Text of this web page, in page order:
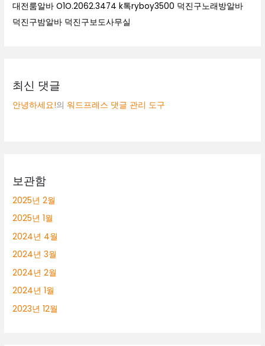
대전룸알바 O1O.2062.3474 k톡ryboy3500 덕진구노래방알바
덕진구밤알바 덕진구보도사무실
최신 댓글
안녕하세요!의워드프레스 댓글 관리 도구
보관함
2025년 2월
2025년 1월
2024년 4월
2024년 3월
2024년 2월
2024년 1월
2023년 12월